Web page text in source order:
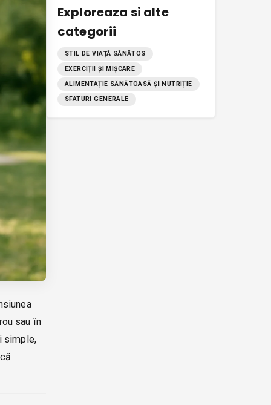
sau în
simple,
Exploreaza si alte
categorii
STIL DE VIAȚĂ SĂNĂTOS
EXERCIȚII ȘI MIȘCARE
ALIMENTAȚIE SĂNĂTOASĂ ȘI NUTRIȚIE
SFATURI GENERALE